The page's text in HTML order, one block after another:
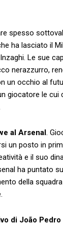
‍spesso
ha⁣ lasciato il
⁢Le sue
nerazzurro,
un occhio al
giocatore le cui⁣
al Arsenal.
un ‌posto in
e il‍ suo
ha puntato
della
di ⁤João